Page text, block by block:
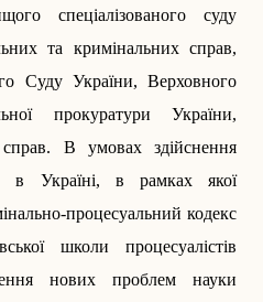
спеціалізованого суду
та кримінальних справ,
Суду України, Верховного
прокуратури України,
справ. В умовах здійснення
в Україні, в рамках якої
процесуальний кодекс
школи процесуалістів
нових проблем науки